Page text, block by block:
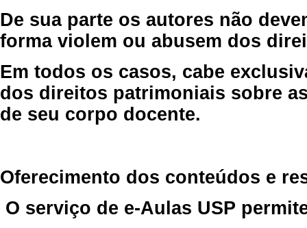
De sua parte os autores não
forma violem ou abusem dos
Em todos os casos, cabe
dos direitos patrimoniais sobre
de seu corpo docente.
Oferecimento dos conteúdos e
O serviço de e-Aulas USP